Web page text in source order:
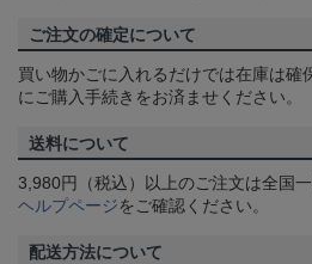
ご注文の確定について
買い物かごに入れるだけでは在庫は確
にご購入手続きをお済ませください。
送料について
3,980円（税込）以上のご注文は全国
ヘルプページをご確認ください。
配送方法について